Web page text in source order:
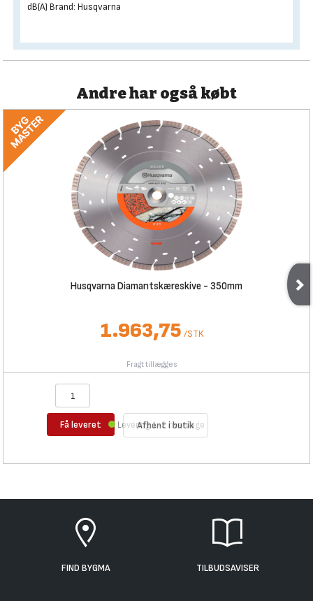
dB(A) Brand: Husqvarna
Andre har også købt
Husqvarna Diamantskæreskive - 350mm
1.963,75 /STK
Fragt tillægges
Få leveret Afhent i butik
Levering 1-2 hverdage
FIND BYGMA TILBUDSAVISER